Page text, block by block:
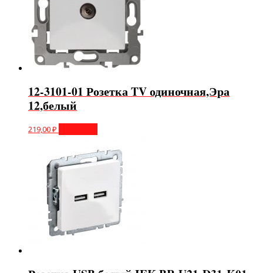
12-3101-01 Розетка TV одиночная,Эра
12,белый
219,00₽